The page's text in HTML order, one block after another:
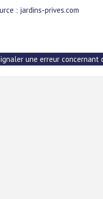
: jardins-prives.com